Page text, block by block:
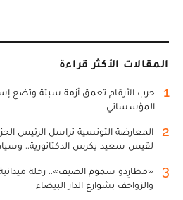
المقالات الأكثر قراءة
1
حرب الأرقام تعمق أزمة سبتة وتضع
المؤسساتي
2
المعارضة التونسية تراسل الرئيس
لقيس سعيد يكرس الدكتاتورية..
3
«مطارِدو سموم الصيف».. رحلة
والزواحف بشوارع الدار البيضاء